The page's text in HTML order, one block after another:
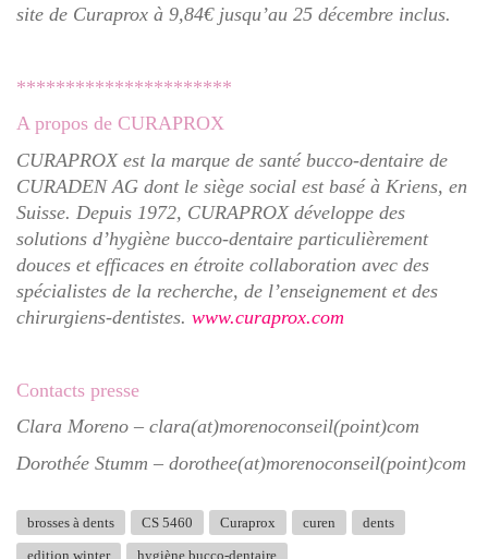
site de Curaprox à 9,84€ jusqu’au 25 décembre inclus.
**********************
A propos de CURAPROX
CURAPROX est la marque de santé bucco-dentaire de
CURADEN AG dont le siège social est basé à Kriens, en
Suisse. Depuis 1972, CURAPROX développe des
solutions d’hygiène bucco-dentaire particulièrement
douces et efficaces en étroite collaboration avec des
spécialistes de la recherche, de l’enseignement et des
chirurgiens-dentistes. www.curaprox.com
Contacts presse
Clara Moreno – clara(at)morenoconseil(point)com
Dorothée Stumm – dorothee(at)morenoconseil(point)com
brosses à dents CS 5460 Curaprox curen
dents
edition winter
hygiène bucco-dentaire